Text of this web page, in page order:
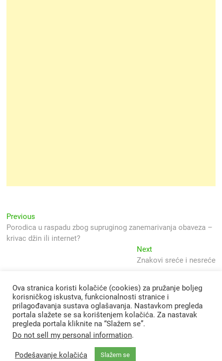
Navigacija
objava
Previous
post:
Porodica u raspadu zbog supruginog zanemarivanja obaveza –
krivac džin ili internet?
NextNext
post:
Znakovi sreće i nesreće
Svjetlo Islama| Designed by: Theme Freesia
Ova stranica koristi kolačiće (cookies) za pružanje boljeg
korisničkog iskustva, funkcionalnosti stranice i
prilagođavanja sustava oglašavanja. Nastavkom pregleda
portala slažete se sa korištenjem kolačića. Za nastavak
pregleda portala kliknite na “Slažem se”.
Do not sell my personal information.
Podešavanje kolačića Slažem se